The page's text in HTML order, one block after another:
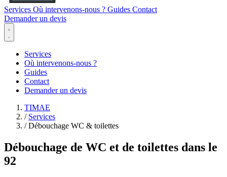
Services Où intervenons-nous ? Guides Contact
Demander un devis
Services
Où intervenons-nous ?
Guides
Contact
Demander un devis
TIMAE
/ Services
/ Débouchage WC & toilettes
Débouchage de WC et de toilettes dans le
92